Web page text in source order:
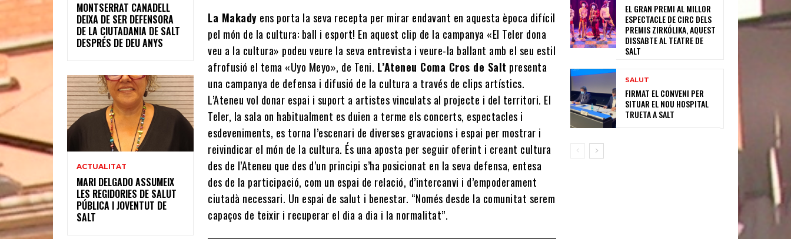
MONTSERRAT CANADELL
DEIXA DE SER DEFENSORA
DE LA CIUTADANIA DE SALT
DESPRÉS DE DEU ANYS
ACTUALITAT
MARI DELGADO ASSUMEIX
LES REGIDORIES DE SALUT
PÚBLICA I JOVENTUT DE
SALT
La Makady ens porta la seva recepta per mirar endavant en aquesta època difícil
pel món de la cultura: ball i esport! En aquest clip de la campanya «El Teler dona
veu a la cultura» podeu veure la seva entrevista i veure-la ballant amb el seu estil
afrofusió el tema «Uyo Meyo», de Teni. L’Ateneu Coma Cros de Salt presenta
una campanya de defensa i difusió de la cultura a través de clips artístics.
L’Ateneu vol donar espai i suport a artistes vinculats al projecte i del territori. El
Teler, la sala on habitualment es duien a terme els concerts, espectacles i
esdeveniments, es torna l’escenari de diverses gravacions i espai per mostrar i
reivindicar el món de la cultura. És una aposta per seguir oferint i creant cultura
des de l’Ateneu que des d’un principi s’ha posicionat en la seva defensa, entesa
des de la participació, com un espai de relació, d’intercanvi i d’empoderament
ciutadà necessari. Un espai de salut i benestar. “Només desde la comunitat serem
capaços de teixir i recuperar el dia a dia i la normalitat”.
EL GRAN PREMI AL MILLOR
ESPECTACLE DE CIRC DELS
PREMIS ZIRKÓLIKA, AQUEST
DISSABTE AL TEATRE DE
SALT
SALUT
FIRMAT EL CONVENI PER
SITUAR EL NOU HOSPITAL
TRUETA A SALT